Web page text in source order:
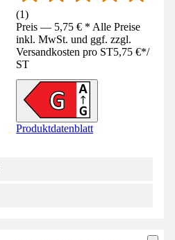
(1)
Preis — 5,75 € * Alle Preise
inkl. MwSt. und ggf. zzgl.
Versandkosten pro ST5,75 €*/
ST
Produktdatenblatt